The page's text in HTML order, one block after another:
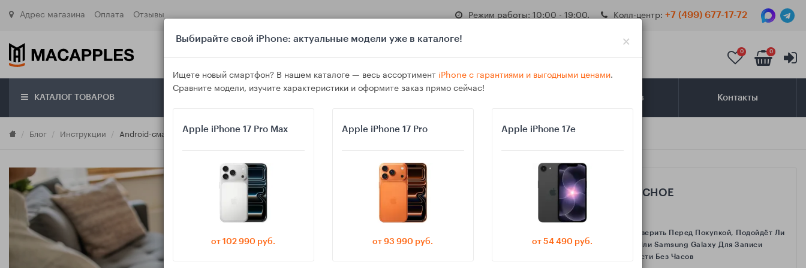
Адрес магазина Оплата Отзывы Режим работы: 10:00 - 19:00. Колл-центр: +7 (499) 677-17-72
0 0
КАТАЛОГ ТОВАРОВ Самовывоз Контакты
Блог Инструкции Android-смартфон как домашний пульт: ИК-порт, Wi‑Fi и обучаемые пульты
САМОЕ ИНТЕРЕСНОЕ
Как Проверить Перед Покупкой, Подойдёт Ли
IPhone Или Samsung Galaxy Для Записи
Активности Без Часов
Выбирайте свой iPhone: актуальные модели уже в каталоге! ×
Ищете новый смартфон? В нашем каталоге — весь ассортимент iPhone с гарантиями и выгодными ценами.
Сравните модели, изучите характеристики и оформите заказ прямо сейчас!
Apple iPhone 17 Pro Max
от 102 990 руб.
Apple iPhone 17 Pro
от 93 990 руб.
Apple iPhone 17e
от 54 490 руб.